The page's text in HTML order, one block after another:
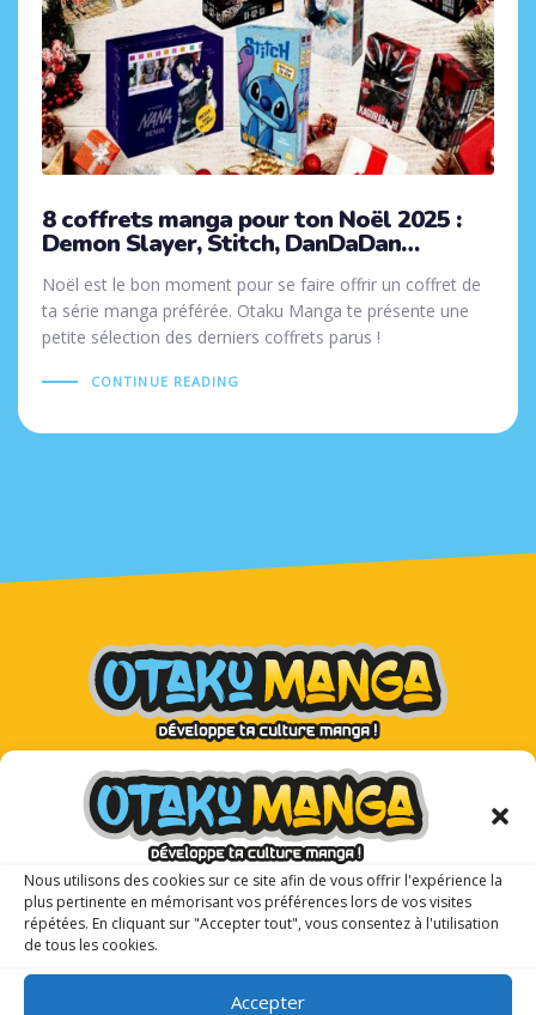
Nous utilisons des cookies sur ce site afin de vous offrir l'expérience la
plus pertinente en mémorisant vos préférences lors de vos visites
répétées. En cliquant sur "Accepter tout", vous consentez à l'utilisation
de tous les cookies.
Accepter
8 coffrets manga pour ton Noël 2025 :
Demon Slayer, Stitch, DanDaDan…
Noël est le bon moment pour se faire offrir un coffret de
ta série manga préférée. Otaku Manga te présente une
petite sélection des derniers coffrets parus !
CONTINUE READING
Otaku Manga : le premier
magazine manga pour les ados !